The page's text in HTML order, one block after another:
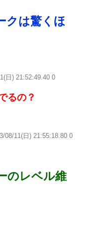
クは驚くほ
日) 21:52:49.40 0
るの？
08/11(日) 21:55:18.80 0
のレベル維